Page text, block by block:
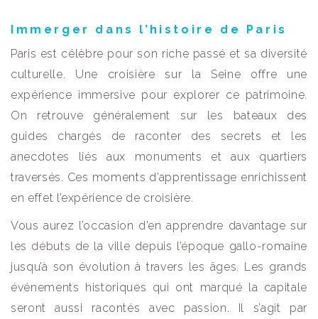
Immerger dans l’histoire de Paris
Paris est célèbre pour son riche passé et sa diversité
culturelle. Une croisière sur la Seine offre une
expérience immersive pour explorer ce patrimoine.
On retrouve généralement sur les bateaux des
guides chargés de raconter des secrets et les
anecdotes liés aux monuments et aux quartiers
traversés. Ces moments d’apprentissage enrichissent
en effet l’expérience de croisière.
Vous aurez l’occasion d’en apprendre davantage sur
les débuts de la ville depuis l’époque gallo-romaine
jusqu’à son évolution à travers les âges. Les grands
événements historiques qui ont marqué la capitale
seront aussi racontés avec passion. Il s’agit par